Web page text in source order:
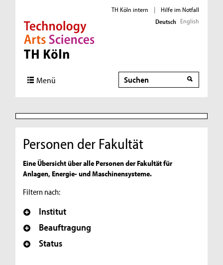
Direkt zur Hauptnavigation
Direkt zur Subnavigation
Direkt zum Inhalt
Direkt zum Fußbereich
TH Köln intern |
Hilfe im Notfall
Deutsch English
Menü Suche
Suche
Personen der Fakultät
Eine Übersicht über alle Personen der Fakultät für
Anlagen, Energie- und Maschinensysteme.
Filtern nach:
Institut
Beauftragung
Status